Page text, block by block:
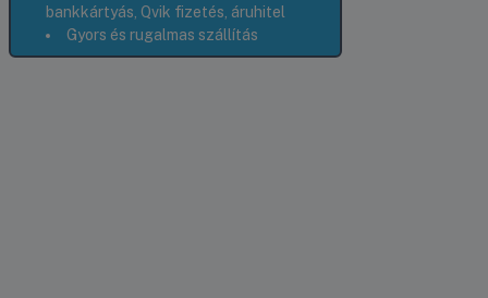
bankkártyás, Qvik fizetés, áruhitel
Gyors és rugalmas szállítás